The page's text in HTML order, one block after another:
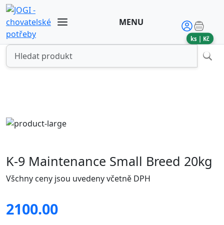
MENU
ks | Kč
K-9 Maintenance Small Breed 20kg
Všchny ceny jsou uvedeny včetně DPH
2100.00